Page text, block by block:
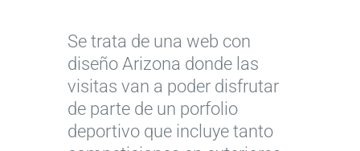
Se trata de una web con
diseño Arizona donde las
visitas van a poder disfrutar
de parte de un porfolio
deportivo que incluye tanto